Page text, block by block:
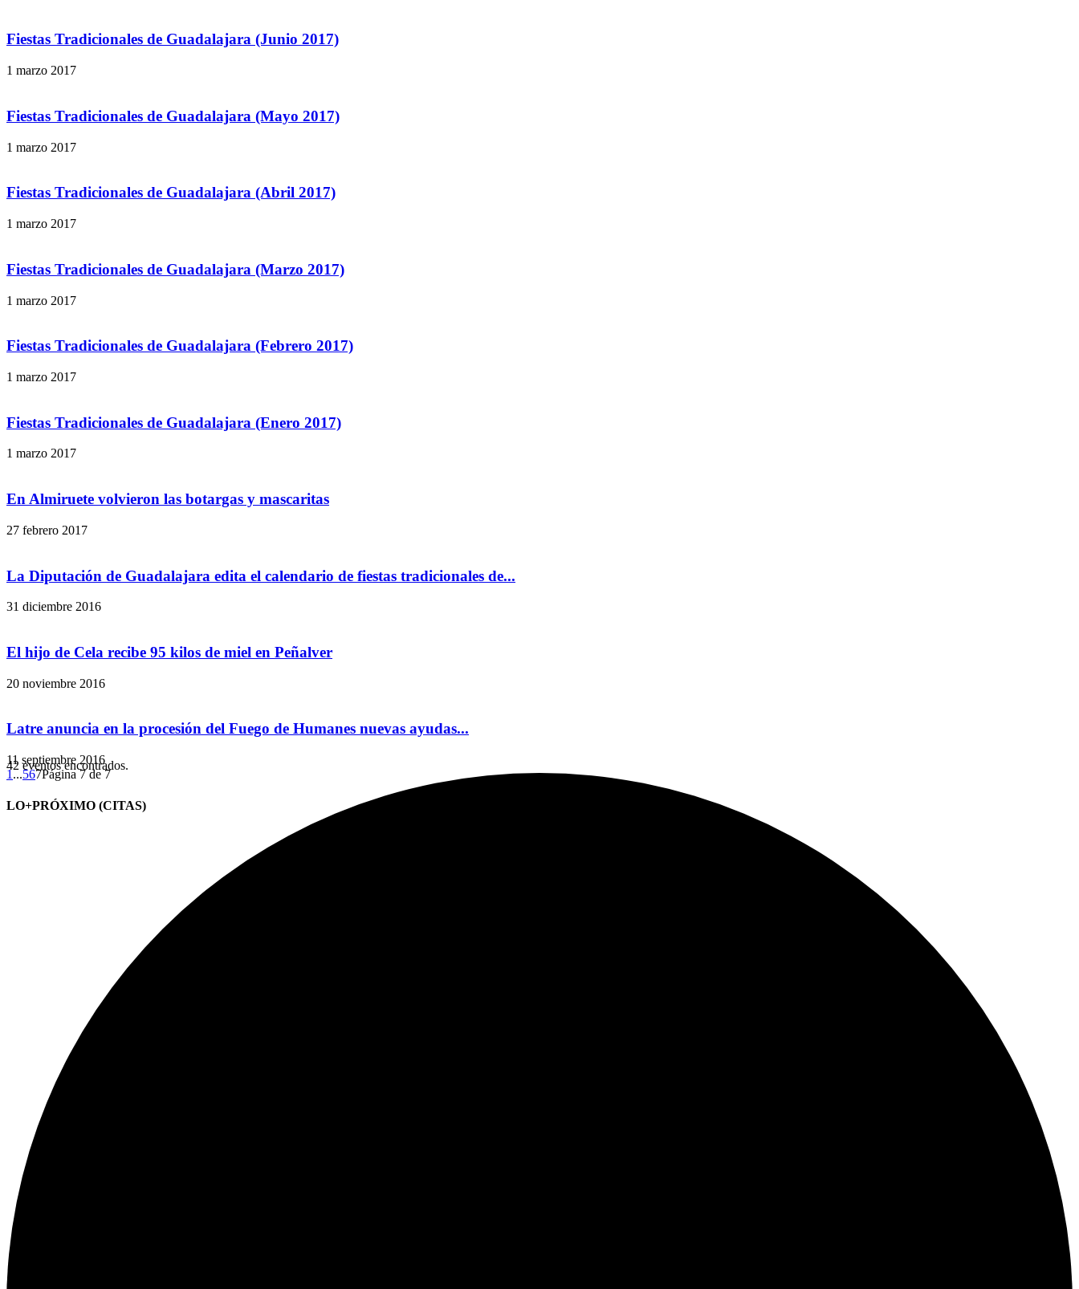
Fiestas Tradicionales de Guadalajara (Junio 2017)
1 marzo 2017
Fiestas Tradicionales de Guadalajara (Mayo 2017)
1 marzo 2017
Fiestas Tradicionales de Guadalajara (Abril 2017)
1 marzo 2017
Fiestas Tradicionales de Guadalajara (Marzo 2017)
1 marzo 2017
Fiestas Tradicionales de Guadalajara (Febrero 2017)
1 marzo 2017
Fiestas Tradicionales de Guadalajara (Enero 2017)
1 marzo 2017
En Almiruete volvieron las botargas y mascaritas
27 febrero 2017
La Diputación de Guadalajara edita el calendario de fiestas tradicionales de...
31 diciembre 2016
El hijo de Cela recibe 95 kilos de miel en Peñalver
20 noviembre 2016
Latre anuncia en la procesión del Fuego de Humanes nuevas ayudas...
11 septiembre 2016
1...567Página 7 de 7
LO+PRÓXIMO (CITAS)
42 eventos encontrados.